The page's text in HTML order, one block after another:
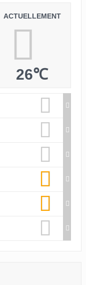
ACTUELLEMENT
26℃